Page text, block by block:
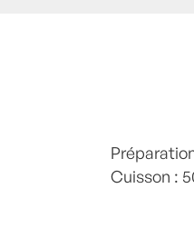
Posté à
Cuisson :